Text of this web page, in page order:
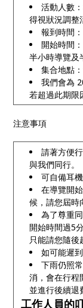
活動人數
得視狀況調整
報到時間
開始時間
半小時導覽及
集合地點
我們會為
若超過此期限
注意事項
請著方便
與我們同行。
可自備耳
在導覽開
候，請您屆時
為了尊重
開始時間過5
只能請您隨後
如可能遲
下雨仍照
消，會在行程
並進行後續退
工作人員的